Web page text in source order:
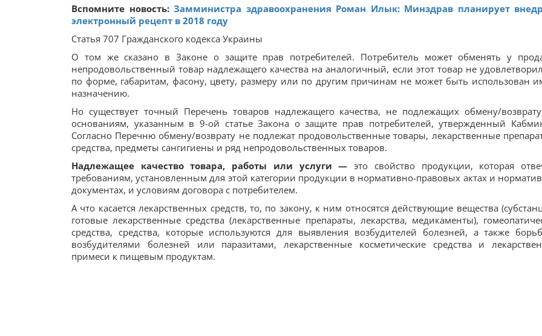
Вспомните новость: Замминистра здравоохранения Роман Илык: Минздрав планирует
электронный рецепт в 2018 году
Статья 707 Гражданского кодекса Украины
О том же сказано в Законе о защите прав потребителей. Потребитель может обменять у
непродовольственный товар надлежащего качества на аналогичный, если этот товар не
по форме, габаритам, фасону, цвету, размеру или по другим причинам не может быть использован
назначению.
Но существует точный Перечень товаров надлежащего качества, не подлежащих обмену/
основаниям, указанным в 9-ой статье Закона о защите прав потребителей, утвержденный
Согласно Перечню обмену/возврату не подлежат продовольственные товары, лекарственные
средства, предметы сангигиены и ряд непродовольственных товаров.
Надлежащее качество товара, работы или услуги — это свойство продукции, которая
требованиям, установленным для этой категории продукции в нормативно-правовых актах и
документах, и условиям договора с потребителем.
А что касается лекарственных средств, то, по закону, к ним относятся действующие вещества
готовые лекарственные средства (лекарственные препараты, лекарства, медикаменты),
средства, средства, которые используются для выявления возбудителей болезней, а также
возбудителями болезней или паразитами, лекарственные косметические средства и
примеси к пищевым продуктам.